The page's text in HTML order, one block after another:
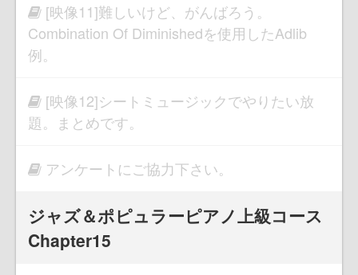
[映像11]難しいけど、がんばろう。
Combination Of Diminishedを使用したAdlib
例。
[映像12]シートミュージックでやりたい放
題。まとめです。
アンケートにご協力下さい。
ジャズ＆ポピュラーピアノ上級コース
Chapter15